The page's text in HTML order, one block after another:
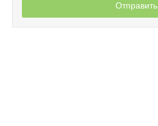
Отправить